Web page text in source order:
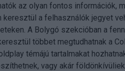
az olyan fontos információk,
a felhasználók jegyet
A Bolygó szekcióban a
többet megtudhatnak a
témájú tartalmakat
vagy akár